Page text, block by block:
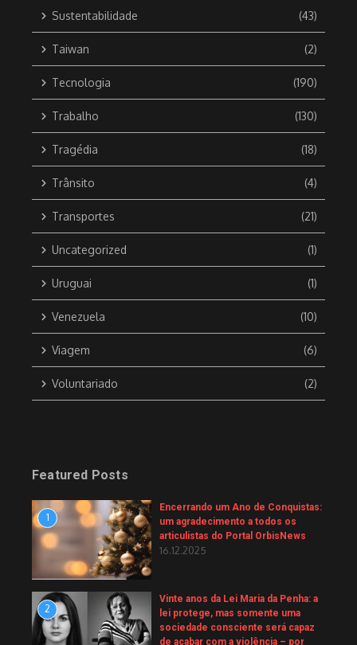
Sustentabilidade (43)
Taiwan (2)
Tecnologia (190)
Trabalho (130)
Tragédia (18)
Trânsito (4)
Transportes (21)
Uncategorized (1)
Uruguai (1)
Venezuela (10)
Viagem (6)
Voluntariado (2)
Featured Posts
1
Encerrando um Ano de Conquistas:
um agradecimento a todos os
articulistas do Portal OrbisNews
16.12.2025
2
Vinte anos da Lei Maria da Penha: a
lei protege, mas somente uma
sociedade consciente será capaz
de acabar com a violência – por